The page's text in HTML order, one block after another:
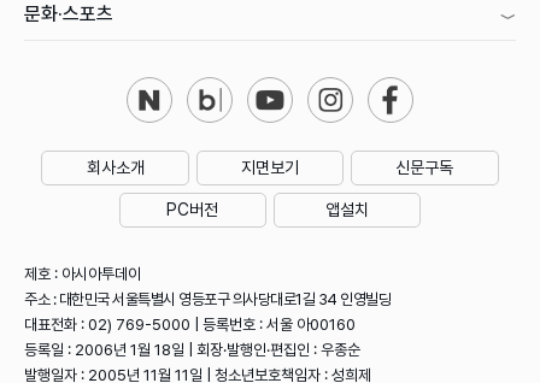
문화·스포츠
회사소개 지면보기 신문구독
PC버전 앱설치
제호 : 아시아투데이
주소 : 대한민국 서울특별시 영등포구 의사당대로1길 34 인영빌딩
대표전화 : 02) 769-5000 | 등록번호 : 서울 아00160
등록일 : 2006년 1월 18일 | 회장·발행인·편집인 : 우종순
발행일자 : 2005년 11월 11일 | 청소년보호책임자 : 성희제